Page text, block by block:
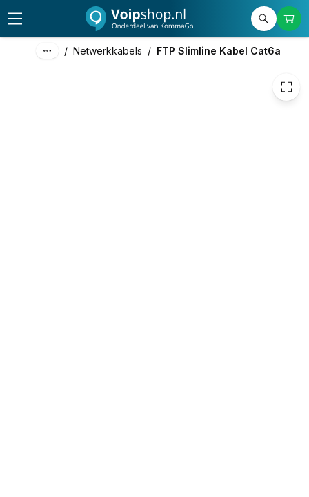
/ Netwerkkabels / FTP Slimline Kabel Cat6a